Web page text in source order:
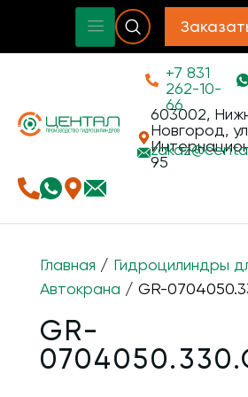
+7 831
262-10-
66
603002,
Новгород,
95
zakaz@
Главная / Гидроцилиндры
Автокрана / GR-
GR-